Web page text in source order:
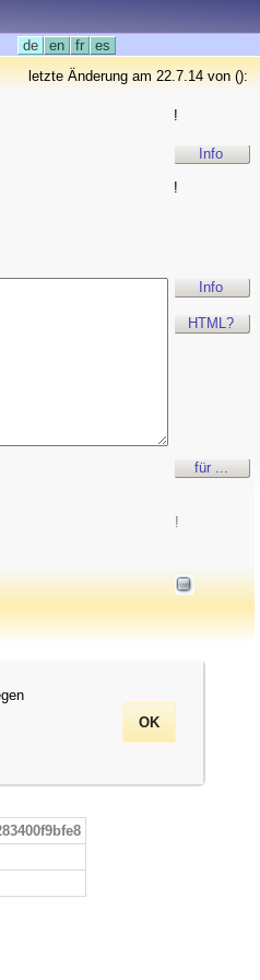
de en fr es
letzte Änderung am 22.7.14 von ():
!
Info
!
Info
HTML?
für ...
!